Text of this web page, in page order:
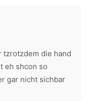
tzrotzdem die hand
eh shcon so
gar nicht sichbar